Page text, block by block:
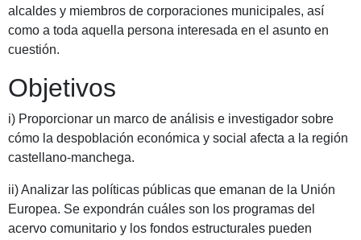
alcaldes y miembros de corporaciones municipales, así
como a toda aquella persona interesada en el asunto en
cuestión.
Objetivos
i) Proporcionar un marco de análisis e investigador sobre
cómo la despoblación económica y social afecta a la región
castellano-manchega.
ii) Analizar las políticas públicas que emanan de la Unión
Europea. Se expondrán cuáles son los programas del
acervo comunitario y los fondos estructurales pueden